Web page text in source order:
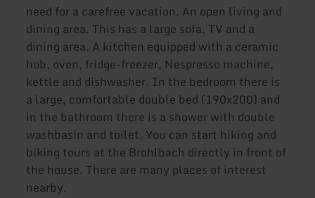
need for a carefree vacation. An open living and
dining area. This has a large sofa, TV and a
dining area. A kitchen equipped with a ceramic
hob, oven, fridge-freezer, Nespresso machine,
kettle and dishwasher. In the bedroom there is
a large, comfortable double bed (190x200) and
in the bathroom there is a shower with double
washbasin and toilet. You can start hiking and
biking tours at the Brohlbach directly in front of
the house. There are many places of interest
nearby.